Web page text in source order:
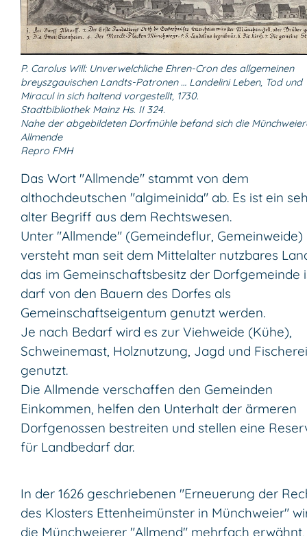
P. Carolus Will: Unverwelchliche Ehren-Cron des allgemeinen
breyszgauischen Landts-Patronen … Landelini Leben, Tod und
Miracul in sich haltend vorgestellt, 1730.
Stadtbibliothek Mainz Hs. II 324.
Nahe der abgebildeten Dorfmühle befand sich die
Allmende
Repro FMH
Das Wort "Allmende" stammt von dem
althochdeutschen "algimeinida" ab. Es ist ein
alter Begriff aus dem Rechtswesen.
Unter "Allmende" (Gemeindeflur, Gemeinweide)
versteht man seit dem Mittelalter nutzbares
das im Gemeinschaftsbesitz der Dorfgemeinde
darf von den Bauern des Dorfes als
Gemeinschaftseigentum genutzt werden.
Je nach Bedarf wird es zur Viehweide (Kühe),
Schweinemast, Holznutzung, Jagd und Fischerei
genutzt.
Die Allmende verschaffen den Gemeinden
Einkommen, helfen den Unterhalt der ärmeren
Dorfgenossen bestreiten und stellen eine
für Landbedarf dar.
In der 1626 geschriebenen "Erneuerung der
des Klosters Ettenheimünster in Münchweier"
die Münchweierer "Allmend" mehrfach erwähnt,